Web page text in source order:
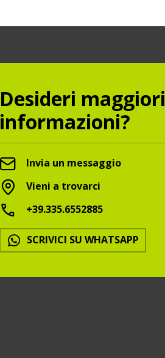
Desideri maggiori
informazioni?
Invia un messaggio
Vieni a trovarci
+39.335.6552885
SCRIVICI SU WHATSAPP